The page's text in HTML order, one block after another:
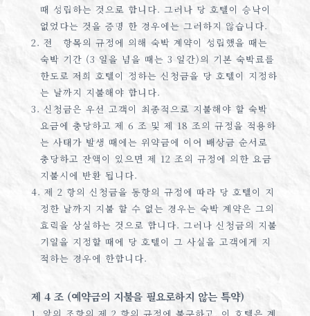
때 성립하는 것으로 합니다. 그러나 당 호텔이 승낙이
없었다는 것을 증명 한 경우에는 그러하지 않습니다.
2. 전 항목의 규정에 의해 숙박 계약이 성립했을 때는
숙박 기간 (3 일을 넘을 때는 3 일간)의 기본 숙박료를
한도로 저희 호텔이 정하는 신청금을 당 호텔이 지정하
는 날까지 지불해야 합니다.
3. 신청금은 우선 고객이 최종적으로 지불해야 할 숙박
요금에 충당하고 제 6 조 및 제 18 조의 규정을 적용하
는 사태가 발생 때에는 위약금에 이어 배상금 순서로
충당하고 잔액이 있으면 제 12 조의 규정에 의한 요금
지불시에 반환 됩니다.
4. 제 2 항의 신청금을 동항의 규정에 따라 당 호텔이 지
정한 날까지 지불 할 수 없는 경우는 숙박 계약은 그의
효력을 상실하는 것으로 합니다. 그러나 신청금의 지불
기일을 지정할 때에 당 호텔이 그 사실을 고객에게 지
적하는 경우에 한합니다.
제 4 조 (예약금의 지불을 필요로하지 않는 특약)